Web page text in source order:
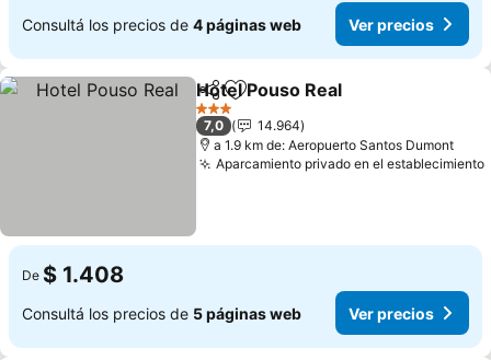
Consultá los precios de 4 páginas web Ver precios
CompartirAñadir a favoritos
Hotel Pouso Real
3 Estrellas
7,0
14.964
a 1.9 km de: Aeropuerto Santos Dumont
Aparcamiento privado en el establecimiento
De $ 1.408
Consultá los precios de 5 páginas web Ver precios